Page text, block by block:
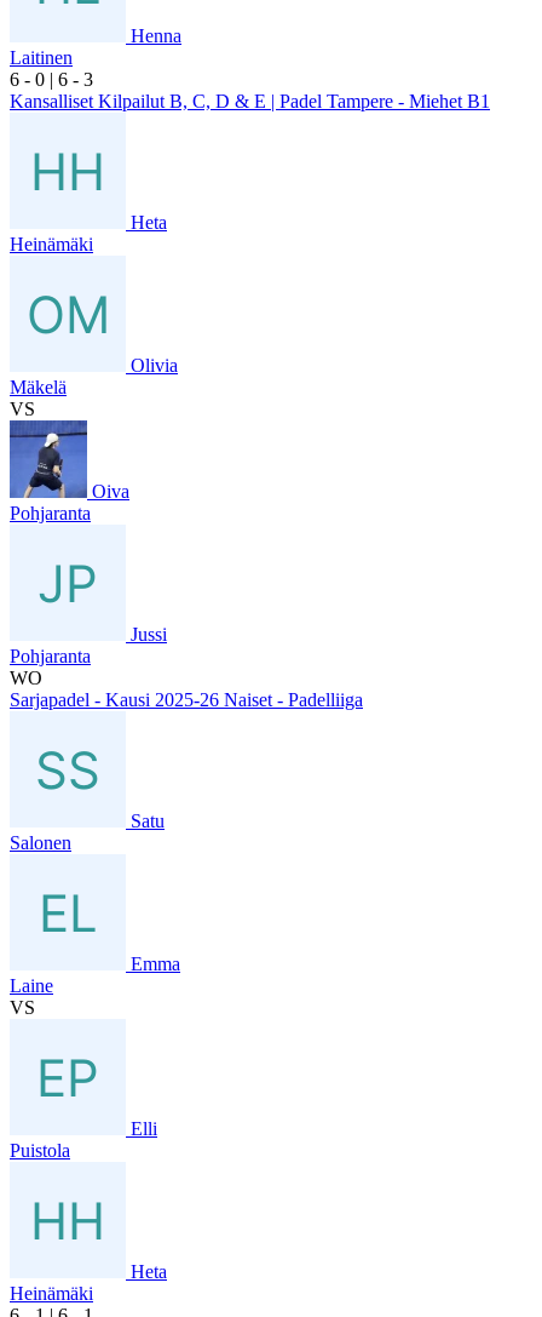
Henna
Laitinen
6 - 0 | 6 - 3
Kansalliset Kilpailut B, C, D & E | Padel Tampere - Miehet B1
Heta
Heinämäki
Olivia
Mäkelä
VS
Oiva
Pohjaranta
Jussi
Pohjaranta
WO
Sarjapadel - Kausi 2025-26 Naiset - Padelliiga
Satu
Salonen
Emma
Laine
VS
Elli
Puistola
Heta
Heinämäki